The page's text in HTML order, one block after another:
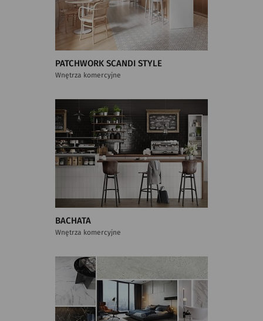
PATCHWORK SCANDI STYLE
Wnętrza komercyjne
BACHATA
Wnętrza komercyjne